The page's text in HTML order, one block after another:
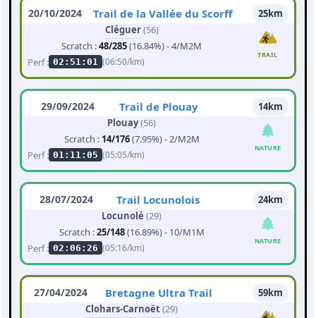
20/10/2024 Trail de la Vallée du Scorff
25km
Cléguer(56)
Scratch :48/285(16.84%) - 4/M2M
Perf : 02:51:01 (06:50/km)
TRAIL
29/09/2024 Trail de Plouay
14km
Plouay(56)
Scratch : 14/176(7.95%) - 2/M2M
Perf : 01:11:05 (05:05/km)
NATURE
28/07/2024 Trail Locunolois
24km
Locunolé (29)
Scratch :25/148(16.89%) - 10/M1M
Perf : 02:06:26 (05:16/km)
NATURE
27/04/2024 Bretagne Ultra Trail
59km
Clohars-Carnoët(29)